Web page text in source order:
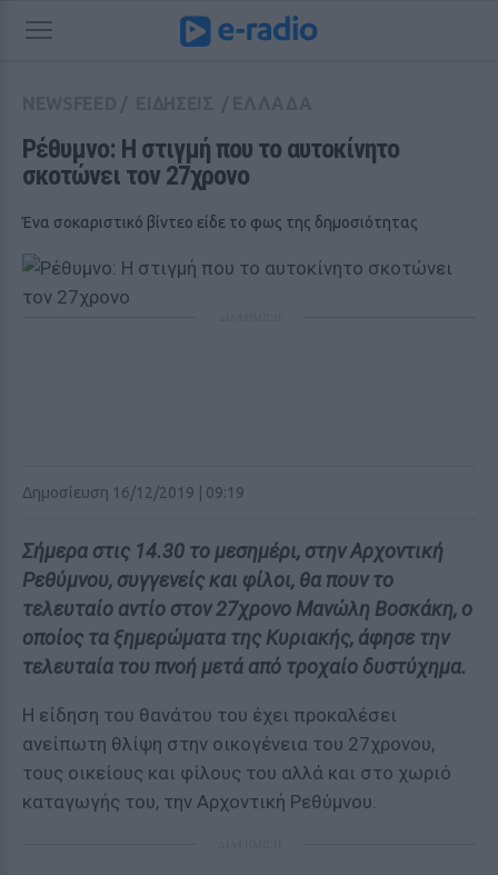
Ρέθυμνο: Η στιγμή που το αυτοκίνητο
σκοτώνει τον 27χρονο
Ένα σοκαριστικό βίντεο είδε το φως της δημοσιότητας
Δημοσίευση 16/12/2019 | 09:19
Σήμερα στις 14.30 το μεσημέρι, στην Αρχοντική
Ρεθύμνου, συγγενείς και φίλοι, θα πουν το
τελευταίο αντίο στον 27χρονο Μανώλη Βοσκάκη, ο
οποίος τα ξημερώματα της Κυριακής, άφησε την
τελευταία του πνοή μετά από τροχαίο δυστύχημα.
Η είδηση του θανάτου του έχει προκαλέσει
ανείπωτη θλίψη στην οικογένεια του 27χρονου,
τους οικείους και φίλους του αλλά και στο χωριό
καταγωγής του, την Αρχοντική Ρεθύμνου.